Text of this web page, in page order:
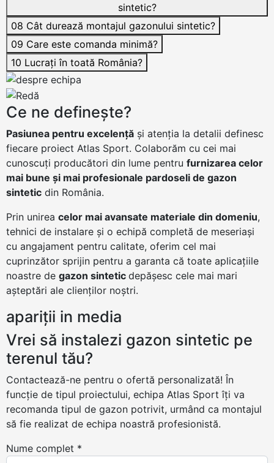
sintetic?
08 Cât durează montajul gazonului sintetic?
09 Care este comanda minimă?
10 Lucrați în toată România?
Ce ne definește?
Pasiunea pentru excelență și atenția la detalii definesc
fiecare proiect Atlas Sport. Colaborăm cu cei mai
cunoscuți producători din lume pentru furnizarea celor
mai bune și mai profesionale pardoseli de gazon
sintetic din România.
Prin unirea celor mai avansate materiale din domeniu,
tehnici de instalare și o echipă completă de meseriași
cu angajament pentru calitate, oferim cel mai
cuprinzător sprijin pentru a garanta că toate aplicațiile
noastre de gazon sintetic depășesc cele mai mari
așteptări ale clienților noștri.
apariții in media
Vrei să instalezi gazon sintetic pe
terenul tău?
Contactează-ne pentru o ofertă personalizată! În
funcție de tipul proiectului, echipa Atlas Sport îți va
recomanda tipul de gazon potrivit, urmând ca montajul
să fie realizat de echipa noastră profesionistă.
Nume complet *